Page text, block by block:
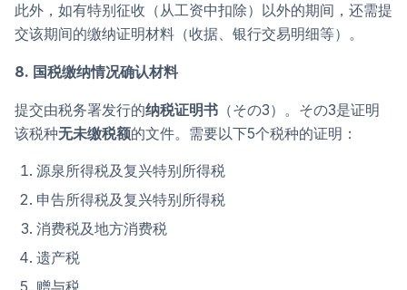
此外，如有特别征收（从工资中扣除）以外的期间，还需提
交该期间的缴纳证明材料（收据、银行交易明细等）。
8. 国税缴纳情况确认材料
提交由税务署发行的纳税证明书 （その3）。その3是证明
该税种无未缴税额的文件。需要以下5个税种的证明：
源泉所得税及复兴特别所得税
申告所得税及复兴特别所得税
消费税及地方消费税
遗产税